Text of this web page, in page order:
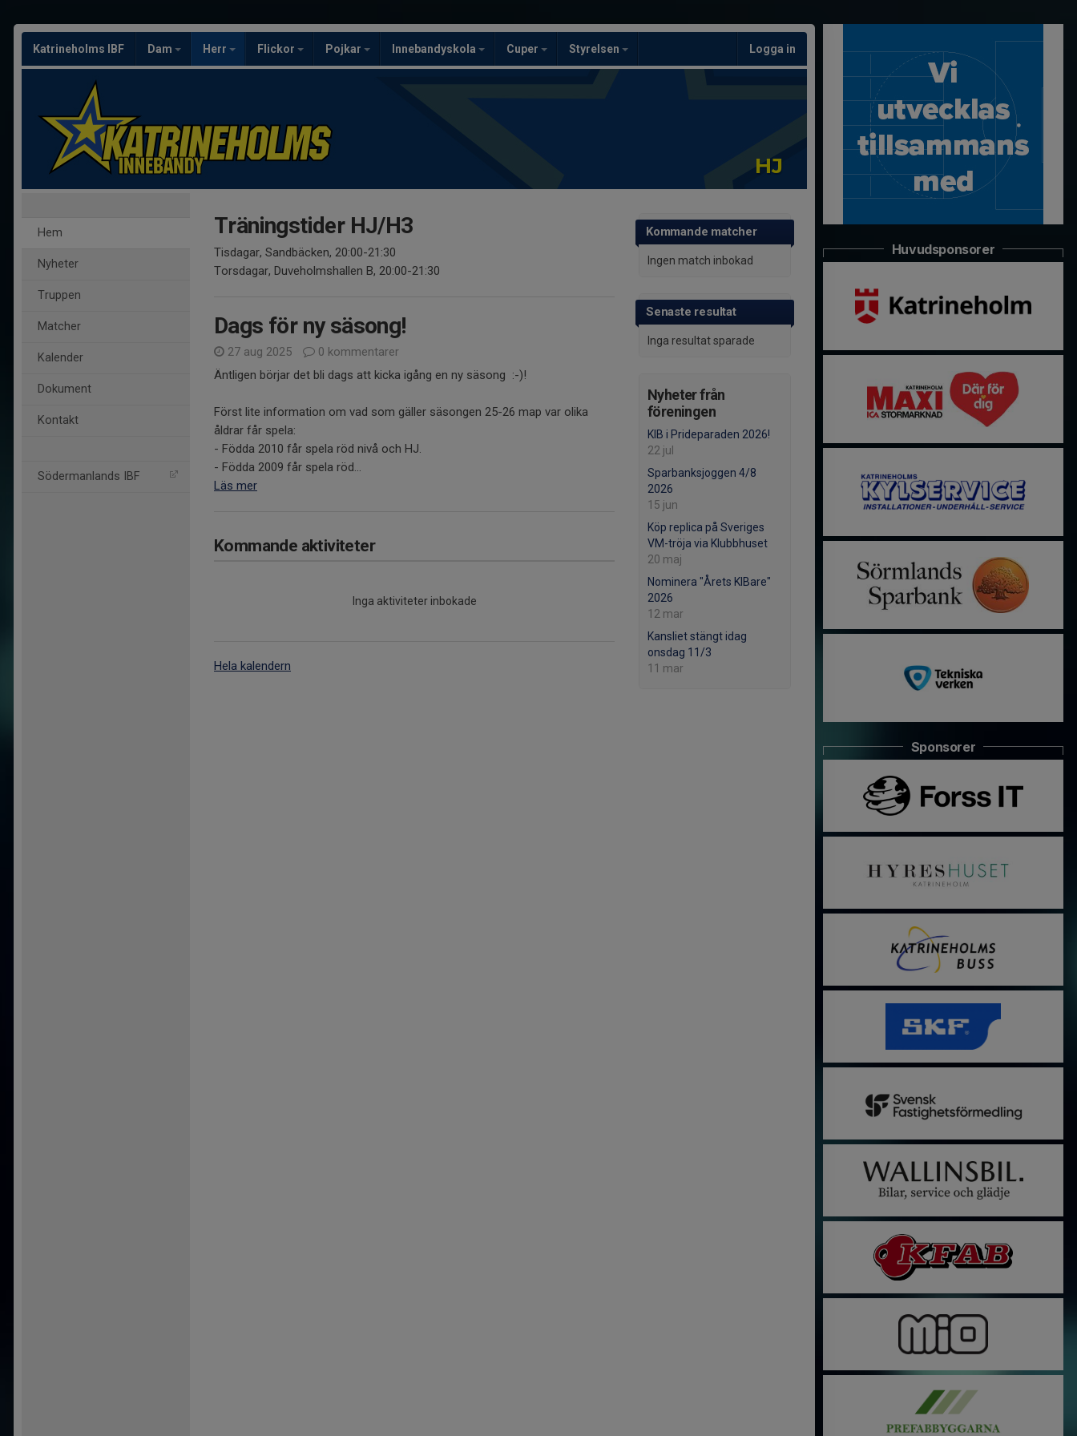
Katrineholms IBF Dam Herr Flickor Pojkar Innebandyskola Cuper Styrelsen Logga in
HJ
Hem
Nyheter
Truppen
Matcher
Kalender
Dokument
Kontakt
Södermanlands IBF
Kommande matcher
Ingen match inbokad
Senaste resultat
Inga resultat sparade
Nyheter från
föreningen
KIB i Prideparaden 2026!
22 jul
Sparbanksjoggen 4/8
2026
15 jun
Köp replica på Sveriges
VM-tröja via Klubbhuset
20 maj
Nominera "Årets KIBare"
2026
12 mar
Kansliet stängt idag
onsdag 11/3
11 mar
Träningstider HJ/H3
Tisdagar, Sandbäcken, 20:00-21:30
Torsdagar, Duveholmshallen B, 20:00-21:30
Dags för ny säsong!
27 aug 2025
0 kommentarer
Äntligen börjar det bli dags att kicka igång en ny säsong :-)!
Först lite information om vad som gäller säsongen 25-26 map var olika
åldrar får spela:
- Födda 2010 får spela röd nivå och HJ.
- Födda 2009 får spela röd...
Läs mer
Kommande aktiviteter
Inga aktiviteter inbokade
Hela kalendern
Huvudsponsorer
Sponsorer